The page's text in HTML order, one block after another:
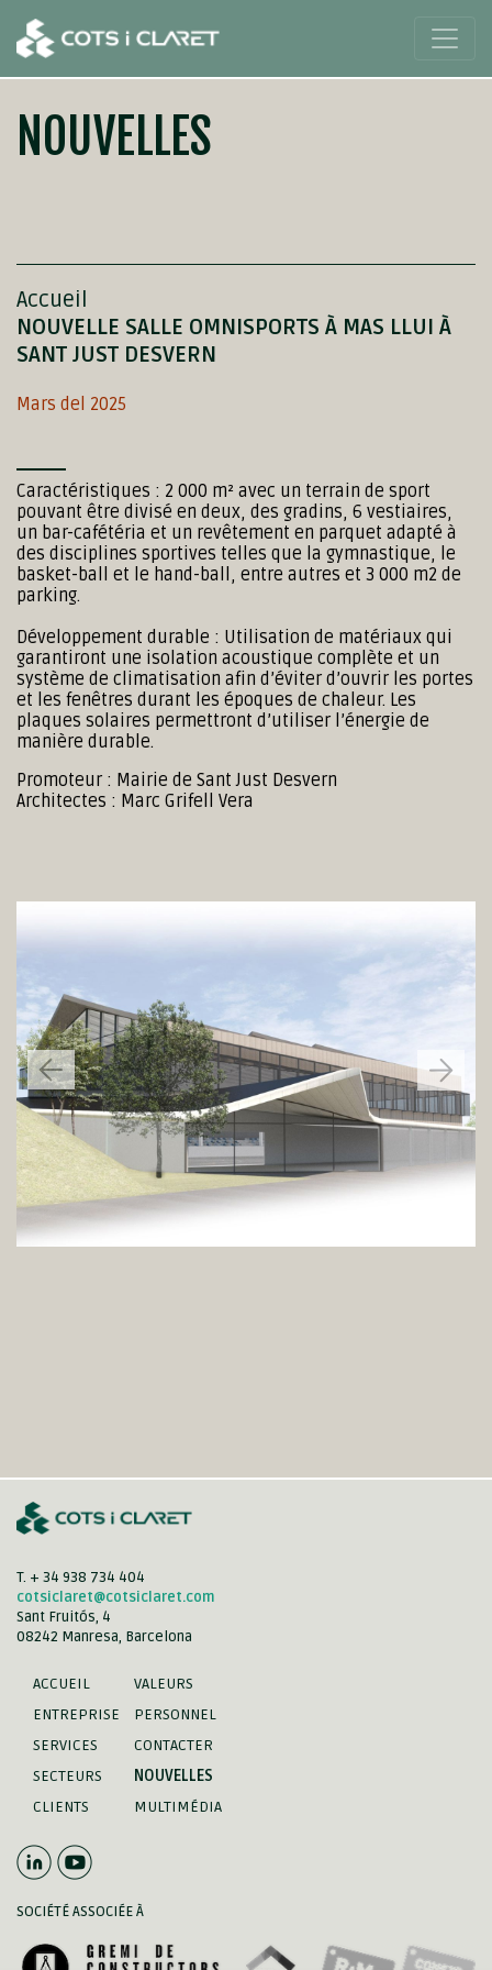
NOUVELLES
Accueil
NOUVELLE SALLE OMNISPORTS À MAS LLUI À
SANT JUST DESVERN
Mars del 2025
Caractéristiques : 2 000 m² avec un terrain de sport
pouvant être divisé en deux, des gradins, 6 vestiaires,
un bar-cafétéria et un revêtement en parquet adapté à
des disciplines sportives telles que la gymnastique, le
basket-ball et le hand-ball, entre autres et 3 000 m2 de
parking.
Développement durable : Utilisation de matériaux qui
garantiront une isolation acoustique complète et un
système de climatisation afin d’éviter d’ouvrir les portes
et les fenêtres durant les époques de chaleur. Les
plaques solaires permettront d’utiliser l’énergie de
manière durable.
Promoteur : Mairie de Sant Just Desvern
Architectes : Marc Grifell Vera
T. + 34 938 734 404
cotsiclaret@cotsiclaret.com
Sant Fruitós, 4
08242 Manresa, Barcelona
ACCUEIL
ENTREPRISE
SERVICES
SECTEURS
CLIENTS
VALEURS
PERSONNEL
CONTACTER
NOUVELLES
MULTIMÉDIA
SOCIÉTÉ ASSOCIÉE À